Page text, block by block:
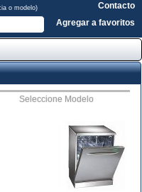
o modelo)
Contacto
Agregar a favoritos
Seleccione Modelo